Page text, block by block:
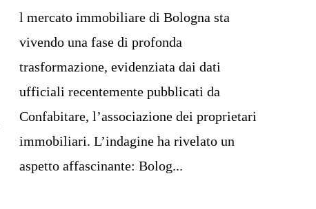
l mercato immobiliare di Bologna sta
vivendo una fase di profonda
trasformazione, evidenziata dai dati
ufficiali recentemente pubblicati da
Confabitare, l’associazione dei proprietari
immobiliari. L’indagine ha rivelato un
aspetto affascinante: Bolog...